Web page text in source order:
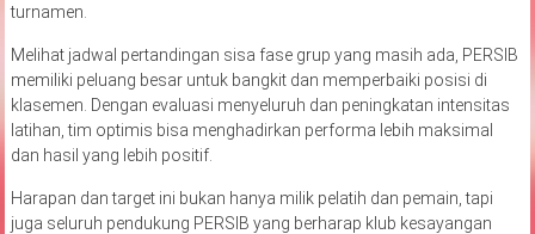
turnamen.
Melihat jadwal pertandingan sisa fase grup yang masih ada, PERSIB
memiliki peluang besar untuk bangkit dan memperbaiki posisi di
klasemen. Dengan evaluasi menyeluruh dan peningkatan intensitas
latihan, tim optimis bisa menghadirkan performa lebih maksimal
dan hasil yang lebih positif.
Harapan dan target ini bukan hanya milik pelatih dan pemain, tapi
juga seluruh pendukung PERSIB yang berharap klub kesayangan